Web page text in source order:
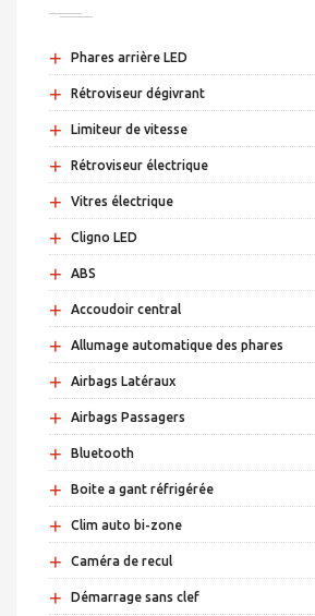
+ Phares arrière LED
+ Rétroviseur dégivrant
+ Limiteur de vitesse
+ Rétroviseur électrique
+ Vitres électrique
+ Cligno LED
+ ABS
+ Accoudoir central
+ Allumage automatique des phares
+ Airbags Latéraux
+ Airbags Passagers
+ Bluetooth
+ Boite a gant réfrigérée
+ Clim auto bi-zone
+ Caméra de recul
+ Démarrage sans clef